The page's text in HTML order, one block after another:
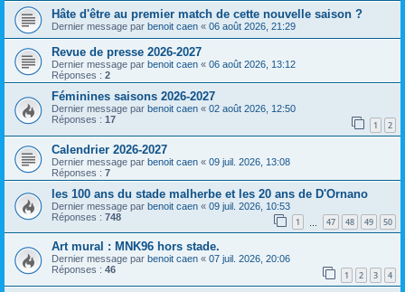
Hâte d'être au premier match de cette nouvelle saison ?
Dernier message par benoit caen « 06 août 2026, 21:29
Revue de presse 2026-2027
Dernier message par benoit caen « 06 août 2026, 13:12
Réponses : 2
Féminines saisons 2026-2027
Dernier message par benoit caen « 02 août 2026, 12:50
Réponses : 17 1 2
Calendrier 2026-2027
Dernier message par benoit caen « 09 juil. 2026, 13:08
Réponses : 7
les 100 ans du stade malherbe et les 20 ans de D'Ornano
Dernier message par benoit caen « 09 juil. 2026, 10:53
Réponses : 748 1 47 48 49 50
Art mural : MNK96 hors stade.
Dernier message par benoit caen « 07 juil. 2026, 20:06
Réponses : 46 1 2 3 4